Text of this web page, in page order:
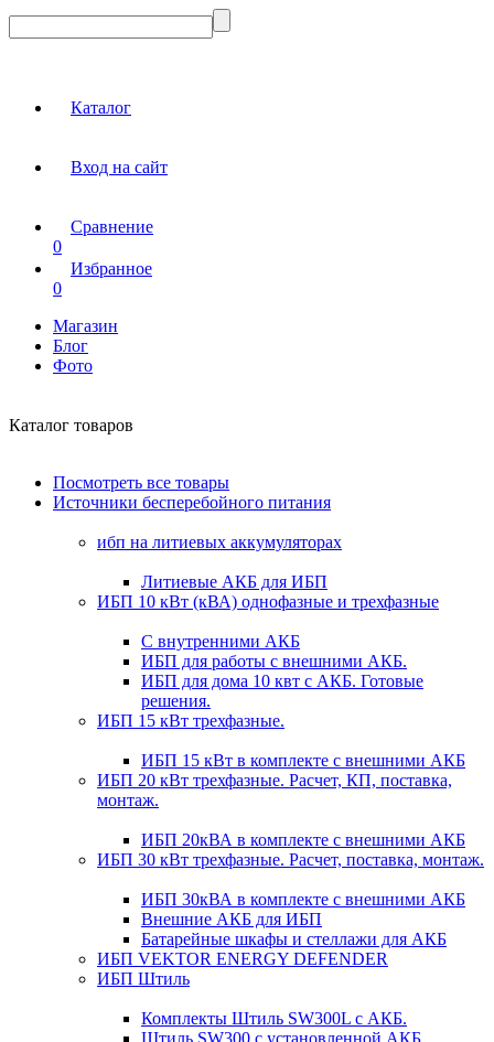
Каталог
Вход на сайт
Сравнение
0
Избранное
0
Магазин
Блог
Фото
Каталог товаров
Посмотреть все товары
Источники бесперебойного питания
ибп на литиевых аккумуляторах
Литиевые АКБ для ИБП
ИБП 10 кВт (кВА) однофазные и трехфазные
С внутренними АКБ
ИБП для работы с внешними АКБ.
ИБП для дома 10 квт с АКБ. Готовые
решения.
ИБП 15 кВт трехфазные.
ИБП 15 кВт в комплекте с внешними АКБ
ИБП 20 кВт трехфазные. Расчет, КП, поставка,
монтаж.
ИБП 20кВА в комплекте с внешними АКБ
ИБП 30 кВт трехфазные. Расчет, поставка, монтаж.
ИБП 30кВА в комплекте с внешними АКБ
Внешние АКБ для ИБП
Батарейные шкафы и стеллажи для АКБ
ИБП VEKTOR ENERGY DEFENDER
ИБП Штиль
Комплекты Штиль SW300L с АКБ.
Штиль SW300 с установленной АКБ